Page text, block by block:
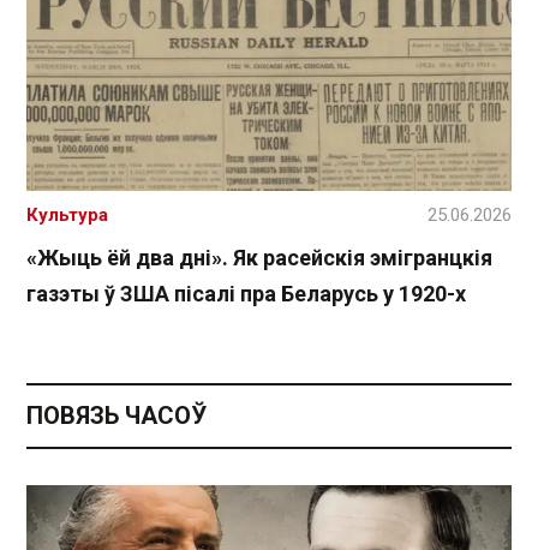
«Жыць ёй два дні». Як расейскія эмігранцкія
газэты ў ЗША пісалі пра Беларусь у 1920-х
Культура 25.06.2026
ПОВЯЗЬ ЧАСОЎ